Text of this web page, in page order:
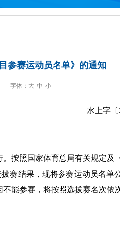
参赛运动员名单》的通知
字体： 大 中 小
水上字〔
。按照国家体育总局有关规定及
赛结果，现将参赛运动员名单
能参赛，将按照选拔赛名次依